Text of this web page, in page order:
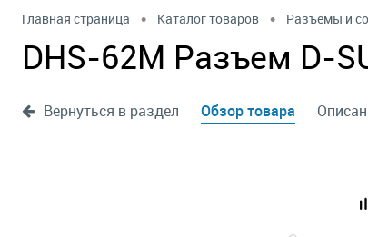
Главная страница • Каталог товаров • Разъёмы и
DHS-62M Разъем D-
Вернуться в раздел Обзор товара